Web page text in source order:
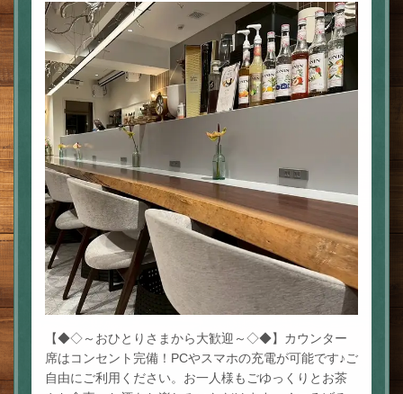
【◆◇～おひとりさまから大歓迎～◇◆】カウンター
席はコンセント完備！PCやスマホの充電が可能です♪ご
自由にご利用ください。お一人様もごゆっくりとお茶
With
東京都台東区駒形２-6-7 AI.Bビル1階
https://with-asakusa.owst.jp/
お店情報をコピー
閉じる